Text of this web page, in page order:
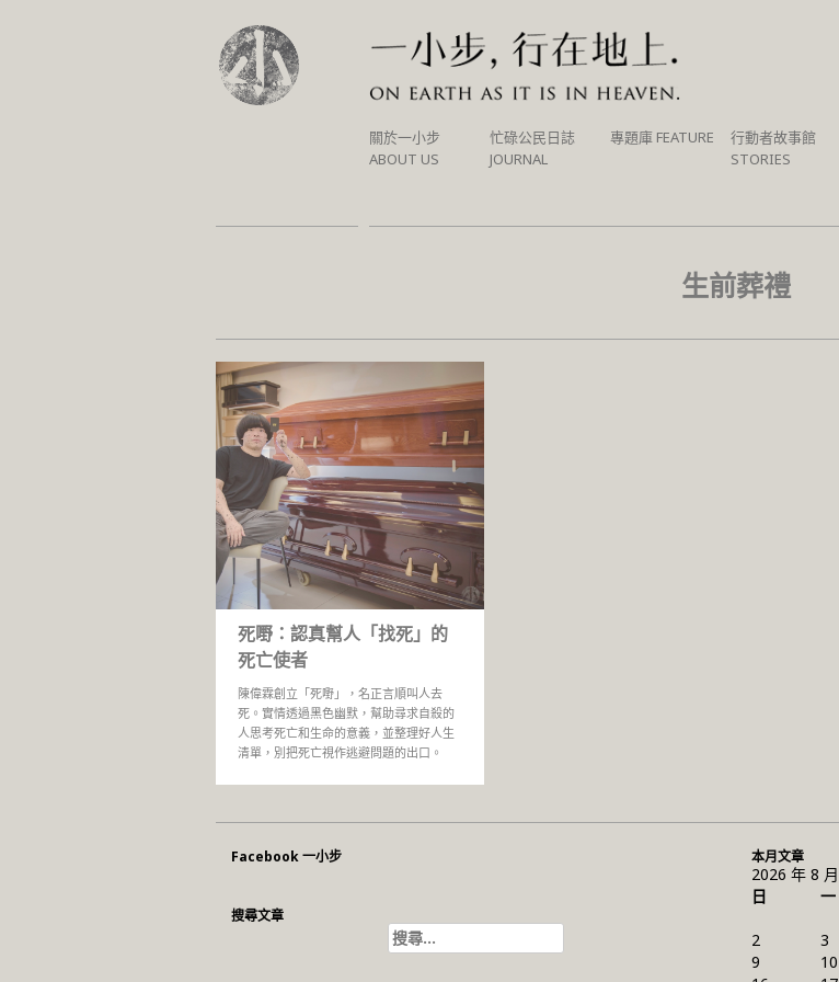
SKIP
TO
關於一小步
ABOUT US
忙碌公民日誌
JOURNAL
專題庫 FEATURE
行動者故事館
STORIES
生前葬禮
死嘢：認真幫人「找死」的
死亡使者
陳偉霖創立「死嘢」，名正言順叫人去
死。實情透過黑色幽默，幫助尋求自殺的
人思考死亡和生命的意義，並整理好人生
清單，別把死亡視作逃避問題的出口。
Facebook 一小步
搜尋文章
搜
尋
本月文章
2026 年 8 月
日
一
2
3
9
10